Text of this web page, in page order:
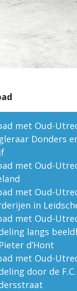
met Oud-
Donders
met Oud-
met Oud-
in
met Oud-
langs
d’Hont
met Oud-
door de F.C.